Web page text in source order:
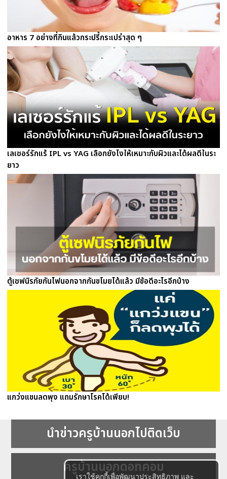
เราใช้คุกกี้เพื่อพัฒนาประสิทธิภาพ และ
อาหาร 7 อย่างที่กินแล้วกระปรี้กระเปร่าสุด ๆ
เลเซอร์รักแร้ IPL vs YAG เลือกยังไงให้เหมาะกับผิวและได้ผลดีในระ
ยาว
ตู้เซฟนิรภัยกันไฟนอกจากกันขโมยได้แล้ว มีข้อดีอะไรอีกบ้าง
แกว่งแขนลดพุง แถมรักษาโรคได้เพียบ!
นำข่าวครูบ้านนอกไปติดเว็บ
ครูบ้านนอกดอทคอม